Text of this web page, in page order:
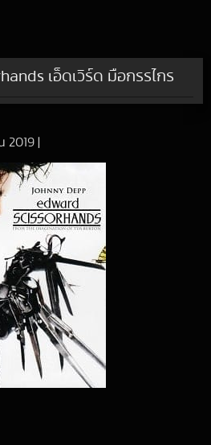
เอ็ดเวิร์ด มือกรรไกร
2019